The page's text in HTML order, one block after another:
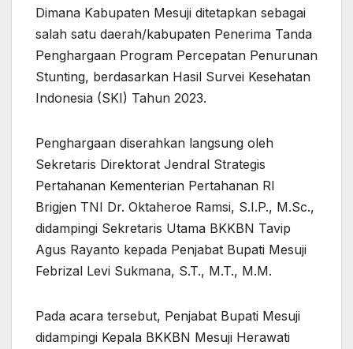
Dimana Kabupaten Mesuji ditetapkan sebagai
salah satu daerah/kabupaten Penerima Tanda
Penghargaan Program Percepatan Penurunan
Stunting, berdasarkan Hasil Survei Kesehatan
Indonesia (SKI) Tahun 2023.
Penghargaan diserahkan langsung oleh
Sekretaris Direktorat Jendral Strategis
Pertahanan Kementerian Pertahanan RI
Brigjen TNI Dr. Oktaheroe Ramsi, S.I.P., M.Sc.,
didampingi Sekretaris Utama BKKBN Tavip
Agus Rayanto kepada Penjabat Bupati Mesuji
Febrizal Levi Sukmana, S.T., M.T., M.M.
Pada acara tersebut, Penjabat Bupati Mesuji
didampingi Kepala BKKBN Mesuji Herawati